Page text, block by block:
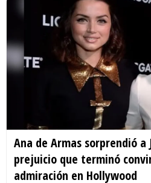
Ana de Armas sorprendió a
prejuicio que terminó
admiración en Hollywood